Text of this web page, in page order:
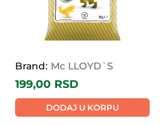
Brand: Mc LLOYD`S
199,00 RSD
DODAJ U KORPU